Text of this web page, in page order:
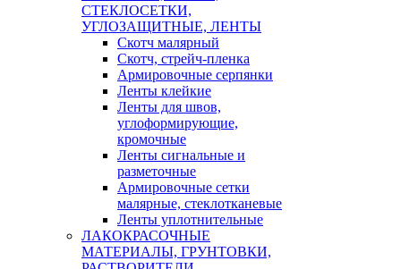
СТЕКЛОСЕТКИ,
УГЛОЗАЩИТНЫЕ, ЛЕНТЫ
Скотч малярный
Скотч, стрейч-пленка
Армировочные серпянки
Ленты клейкие
Ленты для швов,
углоформирующие,
кромочные
Ленты сигнальные и
разметочные
Армировочные сетки
малярные, стеклотканевые
Ленты уплотнительные
ЛАКОКРАСОЧНЫЕ
МАТЕРИАЛЫ, ГРУНТОВКИ,